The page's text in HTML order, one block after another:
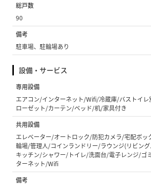
総戸数
90
備考
駐車場、駐輪場あり
設備・サービス
専用設備
エアコン/インターネット/Wifi/冷蔵庫/バストイ
ローゼット/カーテン/ベッド/机/家具付き
共用設備
エレベーター/オートロック/防犯カメラ/宅配ボ
輪場/管理人/コインランドリー/ラウンジ(リビン
キッチン/シャワー/トイレ/洗面台/電子レンジ/ゴ
ターネット/Wifi
備考